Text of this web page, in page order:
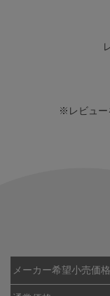
※レビュー
メーカー希望小売価格